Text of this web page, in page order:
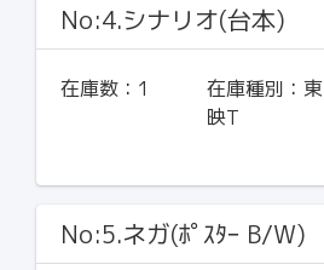
No:4.シナリオ(台本)
在庫数： 1 在庫種別： 東
映T
No:5.ネガ(ﾎﾟｽﾀｰ B/W)